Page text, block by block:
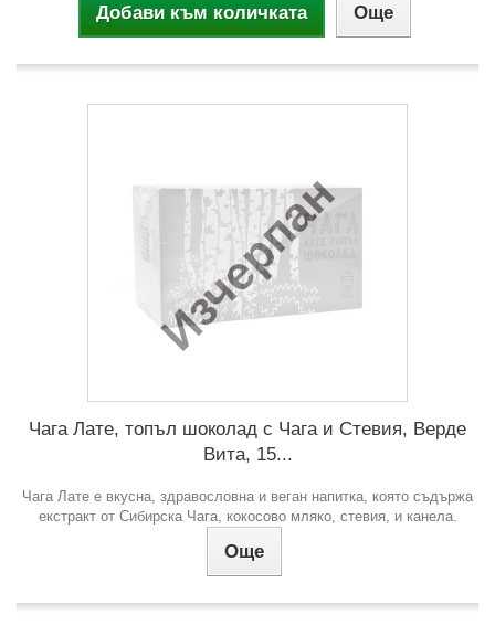
Добави към количката Още
Изчерпан
Чага Лате, топъл шоколад с Чага и Стевия, Верде
Вита, 15...
Чага Лате е вкусна, здравословна и веган напитка, която съдържа
екстракт от Сибирска Чага, кокосово мляко, стевия, и канела.
Още